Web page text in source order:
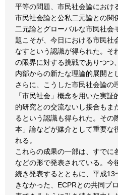
平等の問題、市民社会論におけ
市民社会論と公私二元論との関
二元論とグローバルな市民社会
題こそが、今日における市民社
なすという認識が得られた。そ
の限界に対する挑戦でありつつ
内部からの新たな理論的展開と
さらに、こうした市民社会論の
「市民社会」概念を用いた実
的研究との交流ないし接合もま
るという認識も得られた。その
本」論などが媒介として重要な
れる。
これらの成果の一部は、すでに
などの形で発表されている。今
続き発表するとともに、平成
きなかった、ECPRとの共同プ